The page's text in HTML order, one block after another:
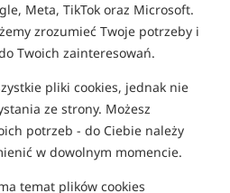
Meta, TikTok oraz Microsoft.
zrozumieć Twoje potrzeby i
Twoich zainteresowań.
pliki cookies, jednak nie
ze strony. Możesz
potrzeb - do Ciebie należy
w dowolnym momencie.
temat plików cookies